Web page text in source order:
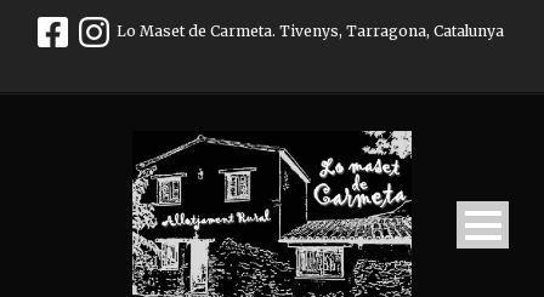
Lo Maset de Carmeta. Tivenys, Tarragona, Catalunya